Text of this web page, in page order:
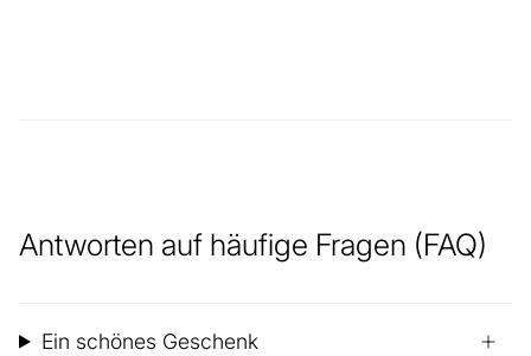
Antworten auf häufige Fragen (FAQ)
Ein schönes Geschenk